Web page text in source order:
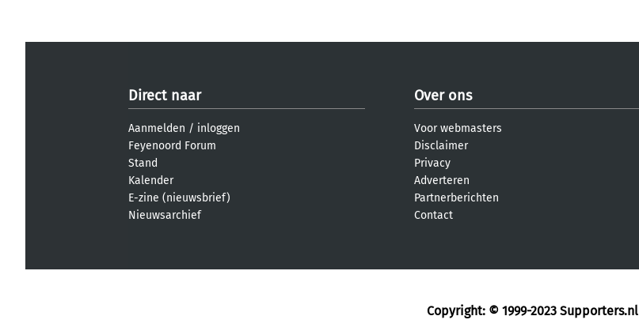
Direct naar
Aanmelden / inloggen
Feyenoord Forum
Stand
Kalender
E-zine (nieuwsbrief)
Nieuwsarchief
Over ons
Voor webmasters
Disclaimer
Privacy
Adverteren
Partnerberichten
Contact
Copyright: © 1999-2023 Supporters.nl